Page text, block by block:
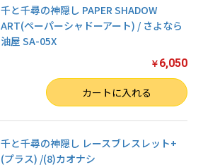
千と千尋の神隠し PAPER SHADOW
ART(ペーパーシャドーアート) / さよなら
油屋 SA-05X
￥ 6,050
カートに入れる
千と千尋の神隠し レースブレスレット+
(プラス) /(8)カオナシ